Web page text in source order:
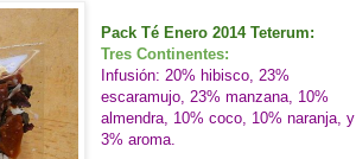
Pack Té Enero 2014 Teterum:
Tres Continentes:
Infusión: 20% hibisco, 23%
escaramujo, 23% manzana, 10%
almendra, 10% coco, 10% naranja, y
3% aroma.